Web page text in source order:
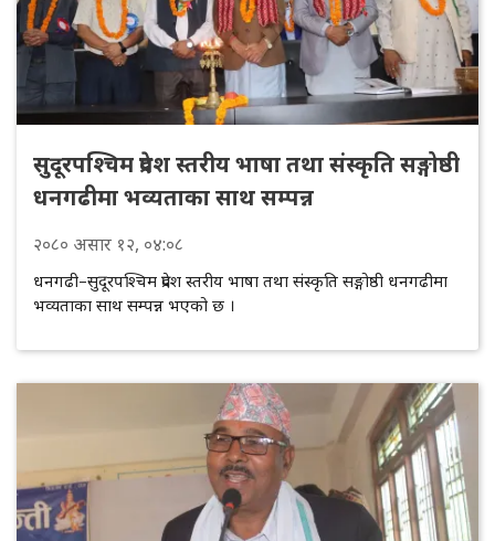
सुदूरपश्चिम प्रदेश स्तरीय भाषा तथा संस्कृति सङ्गोष्ठी
धनगढीमा भव्यताका साथ सम्पन्न
२०८० असार १२, ०४:०८
धनगढी–सुदूरपश्चिम प्रदेश स्तरीय भाषा तथा संस्कृति सङ्गोष्ठी धनगढीमा
भव्यताका साथ सम्पन्न भएको छ ।